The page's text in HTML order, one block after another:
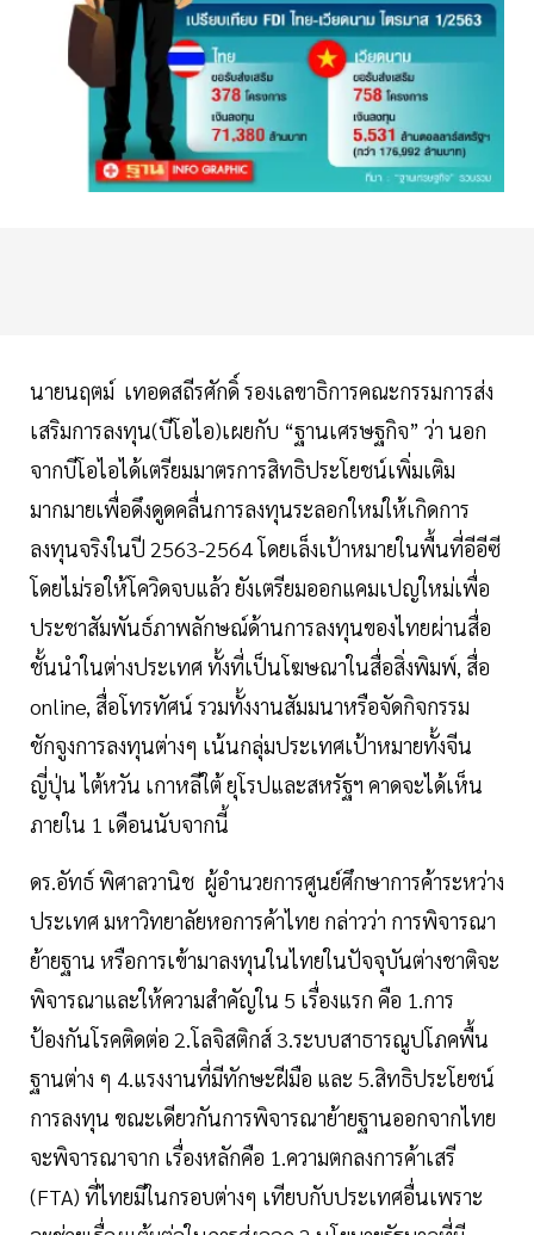
นายนฤตม์ เทอดสถีรศักดิ์ รองเลขาธิการคณะกรรมการส่ง
เสริมการลงทุน(บีโอไอ)เผยกับ “ฐานเศรษฐกิจ” ว่า นอก
จากบีโอไอได้เตรียมมาตรการสิทธิประโยชน์เพิ่มเติม
มากมายเพื่อดึงดูดคลื่นการลงทุนระลอกใหม่ให้เกิดการ
ลงทุนจริงในปี 2563-2564 โดยเล็งเป้าหมายในพื้นที่อีอีซี
โดยไม่รอให้โควิดจบแล้ว ยังเตรียมออกแคมเปญใหม่เพื่อ
ประชาสัมพันธ์ภาพลักษณ์ด้านการลงทุนของไทยผ่านสื่อ
ชั้นนำในต่างประเทศ ทั้งที่เป็นโฆษณาในสื่อสิ่งพิมพ์, สื่อ
online, สื่อโทรทัศน์ รวมทั้งงานสัมมนาหรือจัดกิจกรรม
ชักจูงการลงทุนต่างๆ เน้นกลุ่มประเทศเป้าหมายทั้งจีน
ญี่ปุ่น ไต้หวัน เกาหลีใต้ ยุโรปและสหรัฐฯ คาดจะได้เห็น
ภายใน 1 เดือนนับจากนี้
ดร.อัทธ์ พิศาลวานิช ผู้อำนวยการศูนย์ศึกษาการค้าระหว่าง
ประเทศ มหาวิทยาลัยหอการค้าไทย กล่าวว่า การพิจารณา
ย้ายฐาน หรือการเข้ามาลงทุนในไทยในปัจจุบันต่างชาติจะ
พิจารณาและให้ความสำคัญใน 5 เรื่องแรก คือ 1.การ
ป้องกันโรคติดต่อ 2.โลจิสติกส์ 3.ระบบสาธารณูปโภคพื้น
ฐานต่าง ๆ 4.แรงงานที่มีทักษะฝีมือ และ 5.สิทธิประโยชน์
การลงทุน ขณะเดียวกันการพิจารณาย้ายฐานออกจากไทย
จะพิจารณาจาก เรื่องหลักคือ 1.ความตกลงการค้าเสรี
(FTA) ที่ไทยมีในกรอบต่างๆ เทียบกับประเทศอื่นเพราะ